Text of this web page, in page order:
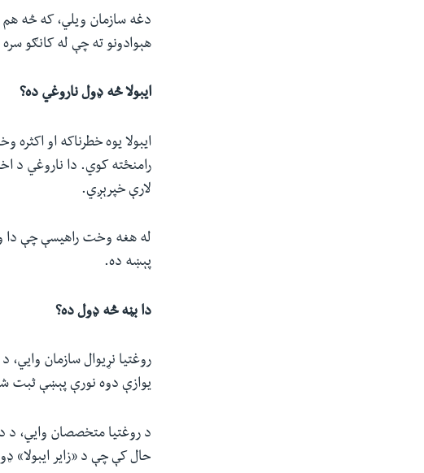
دغه سازمان ویلي، که څه
هېوادونو ته چې له کانګو
ایبولا څه ډول ناروغي ده؟
ایبولا یوه خطرناکه او
رامنځته کوي. دا ناروغي د
لارې خپرېږي.
پېښه ده.
دا بڼه څه ډول ده؟
روغتیا نړیوال سازمان
یوازې دوه نورې پېښې ثبت
د روغتیا متخصصان وایي، د
حال کې چې د «زایر ایبولا»